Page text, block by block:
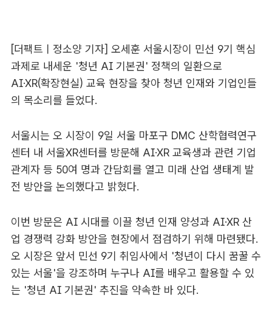
[더팩트ㅣ정소양 기자] 오세훈 서울시장이 민선 9기 핵심
과제로 내세운 '청년 AI 기본권' 정책의 일환으로
AI·XR(확장현실) 교육 현장을 찾아 청년 인재와 기업인들
의 목소리를 들었다.
서울시는 오 시장이 9일 서울 마포구 DMC 산학협력연구
센터 내 서울XR센터를 방문해 AI·XR 교육생과 관련 기업
관계자 등 50여 명과 간담회를 열고 미래 산업 생태계 발
전 방안을 논의했다고 밝혔다.
이번 방문은 AI 시대를 이끌 청년 인재 양성과 AI·XR 산
업 경쟁력 강화 방안을 현장에서 점검하기 위해 마련됐다.
오 시장은 앞서 민선 9기 취임사에서 '청년이 다시 꿈꿀 수
있는 서울'을 강조하며 누구나 AI를 배우고 활용할 수 있
는 '청년 AI 기본권' 추진을 약속한 바 있다.